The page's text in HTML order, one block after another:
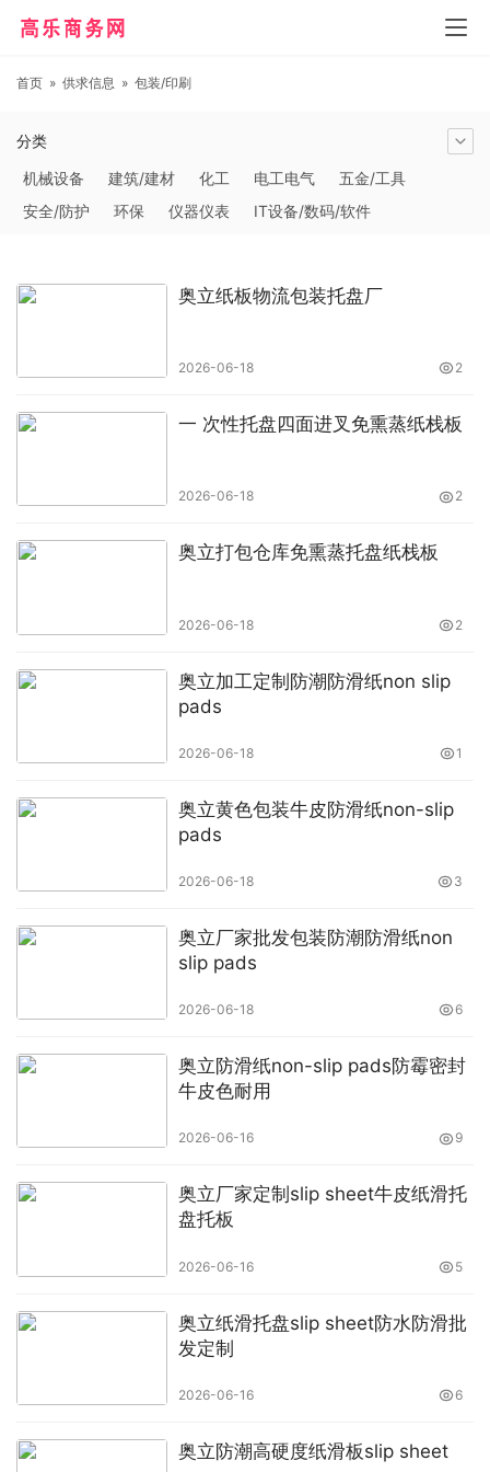
首页 » 供求信息 » 包装/印刷
分类
机械设备
建筑/建材 化工 电工电气
五金/工具
安全/防护
环保 仪器仪表
IT设备/数码/软件
汽摩及配件
日用百货 能源 加工 照明
工艺品/礼品
纺织/皮革 办公/文教 其他未分类
奥立纸板物流包装托盘厂
2026-06-18 2
一 次性托盘四面进叉免熏蒸纸栈板
2026-06-18 2
奥立打包仓库免熏蒸托盘纸栈板
2026-06-18 2
奥立加工定制防潮防滑纸non slip
pads
2026-06-18 1
奥立黄色包装牛皮防滑纸non-slip
pads
2026-06-18 3
奥立厂家批发包装防潮防滑纸non
slip pads
2026-06-18 6
奥立防滑纸non-slip pads防霉密封
牛皮色耐用
2026-06-16 9
奥立厂家定制slip sheet牛皮纸滑托
盘托板
2026-06-16 5
奥立纸滑托盘slip sheet防水防滑批
发定制
2026-06-16 6
奥立防潮高硬度纸滑板slip sheet